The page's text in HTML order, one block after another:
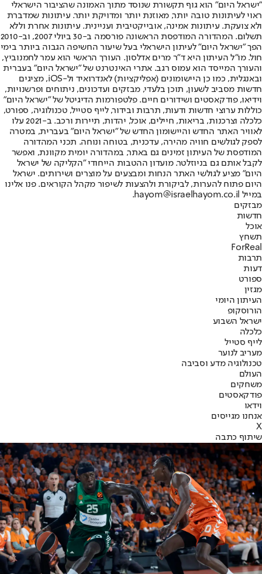
"ישראל היום" הוא גוף תקשורת שנוסד מתוך האמונה שהציבור הישראלי
ראוי לעיתונות טובה יותר, מאוזנת יותר ומדויקת יותר. עיתונות שמדברת
ולא צועקת. עיתונות אמינה, אובייקטיבית ועניינית. עיתונות אחרת וללא
תשלום. המהדורה המודפסת הראשונה פורסמה ב-30 ביולי 2007, וב-2010
הפך "ישראל היום" לעיתון הישראלי בעל שיעור החשיפה הגבוה ביותר בימי
חול. מו"ל העיתון היא ד"ר מרים אדלסון. העורך הראשי הוא עמר לחמנוביץ,
והעורך המייסד הוא עמוס רגב. אתרי האינטרנט של "ישראל היום" בעברית
ובאנגלית, כמו כן היישומונים (אפליקציות) לאנדרואיד ול-iOS, מציגים
חדשות מסביב לשעון, תוכן בלעדי, מבזקים ועדכונים, ניתוחים ופרשנויות,
וידיאו, פודקאסטים ושידורים חיים. פלטפורמות הדיגיטל של "ישראל היום"
כוללות ערוצי חדשות ודעות, תרבות ובידור, לייף סטייל, טכנולוגיה, ספורט,
כלכלה וצרכנות, בריאות, חיילים, אוכל, יהדות, תיירות ורכב. ב-2021 עלו
לאוויר האתר החדש והיישומון החדש של "ישראל היום" בעברית, במטרה
לספק לגולשים חוויה מהירה, עדכנית, בטוחה ונוחה. תכני המהדורה
המודפסת של העיתון זמינים גם באתר, במהדורה יומית מקוונת, ואפשר
לקבל אותם גם בניוזלטר. מועדון ההטבות הייחודי "הקליקה של ישראל
היום" מציע לגולשי האתר הנחות ומבצעים על מוצרים ושירותים. ישראל
היום פתוח להערות, לביקורת ולהצעות לשיפור מקהל הקוראים. פנו אלינו
במייל hayom@israelhayom.co.il.
מבזקים
חדשות
אוכל
תשחץ
ForReal
תרבות
דעות
ספורט
מגזין
העיתון היומי
הורוסקופ
ישראל השבוע
כלכלה
לייף סטייל
מעריב לנוער
טכנולוגיה מדע וסביבה
העולם
משחקים
פודקאסטים
וידאו
אנחנו מגייסים
X
שיתוף כתבה